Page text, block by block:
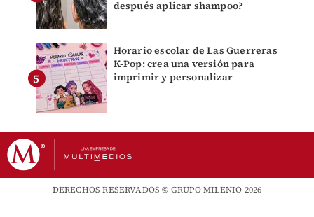
después aplicar shampoo?
Horario escolar de Las Guerreras
K-Pop: crea una versión para
imprimir y personalizar
DERECHOS RESERVADOS © GRUPO MILENIO 2026